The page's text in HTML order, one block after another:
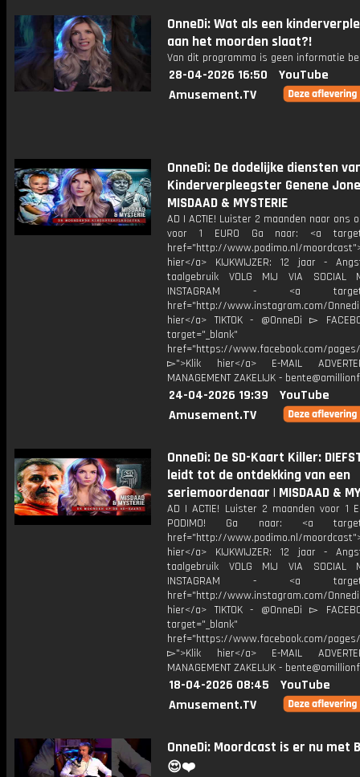
OnneDi: Wat als een
aan het moorden slaat?!
Van dit programma is geen informatie
28-04-2026 16:50
YouTube
Amusement.TV
OnneDi: De dodelijke diensten
Kinderverpleegster Genene
MISDAAD & MYSTERIE
AD | ACTIE! Luister 2 maanden naar ons
voor 1 EURO Ga naar: <a
href="http://www.podimo.nl/
hier</a> KIJKWIJZER: 12 jaar -
taalgebruik VOLG MIJ VIA SOCIAL
INSTAGRAM - <a
href="http://www.instagram.com/
hier</a> TIKTOK - @OnneDi ▻
target="_blank"
href="https://www.facebook.com/pages/
▻">Klik hier</a> E-MAIL
MANAGEMENT ZAKELIJK -
24-04-2026 19:39
YouTube
Amusement.TV
OnneDi: De SD-Kaart Killer:
leidt tot de ontdekking van een
seriemoordenaar | MISDAAD &
AD | ACTIE! Luister 2 maanden voor 1
PODIMO! Ga naar: <a
href="http://www.podimo.nl/
hier</a> KIJKWIJZER: 12 jaar -
taalgebruik VOLG MIJ VIA SOCIAL
INSTAGRAM - <a
href="http://www.instagram.com/
hier</a> TIKTOK - @OnneDi ▻
target="_blank"
href="https://www.facebook.com/pages/
▻">Klik hier</a> E-MAIL
MANAGEMENT ZAKELIJK -
18-04-2026 08:45
YouTube
Amusement.TV
OnneDi: Moordcast is er nu met
😍❤️